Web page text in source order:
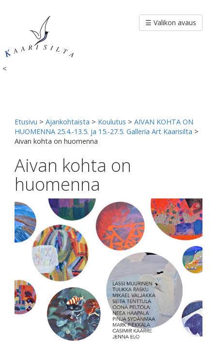
<
☰ Valikon avaus
Etusivu > Ajankohtaista > Koulutus > AIVAN KOHTA ON
HUOMENNA 25.4.-13.5. ja 15.-27.5. Galleria Art Kaarisilta >
Aivan kohta on huomenna
Aivan kohta on
huomenna